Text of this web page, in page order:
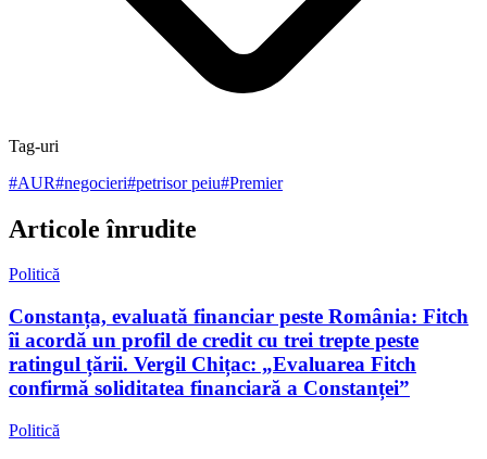
Tag-uri
#AUR#negocieri#petrisor peiu#Premier
Articole înrudite
Politică
Constanța, evaluată financiar peste România: Fitch
îi acordă un profil de credit cu trei trepte peste
ratingul țării. Vergil Chițac: „Evaluarea Fitch
confirmă soliditatea financiară a Constanței”
Politică